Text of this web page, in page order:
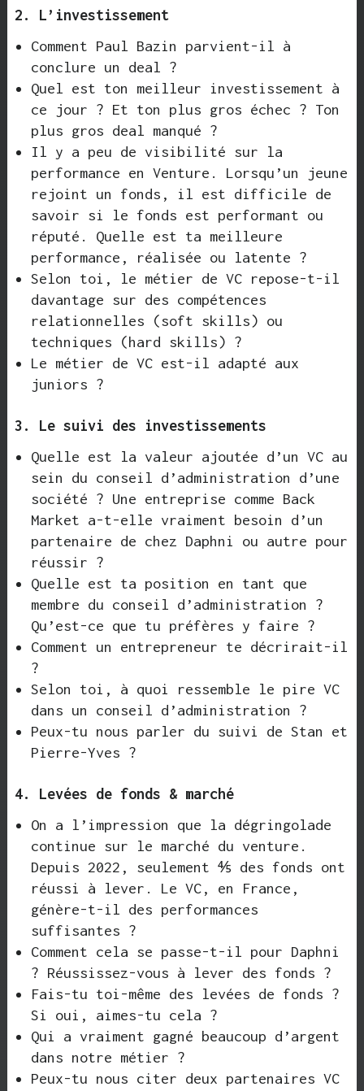
2. L’investissement
Comment Paul Bazin parvient-il à
conclure un deal ?
Quel est ton meilleur investissement à
ce jour ? Et ton plus gros échec ? Ton
plus gros deal manqué ?
Il y a peu de visibilité sur la
performance en Venture. Lorsqu’un jeune
rejoint un fonds, il est difficile de
savoir si le fonds est performant ou
réputé. Quelle est ta meilleure
performance, réalisée ou latente ?
Selon toi, le métier de VC repose-t-il
davantage sur des compétences
relationnelles (soft skills) ou
techniques (hard skills) ?
Le métier de VC est-il adapté aux
juniors ?
3. Le suivi des investissements
Quelle est la valeur ajoutée d’un VC au
sein du conseil d’administration d’une
société ? Une entreprise comme Back
Market a-t-elle vraiment besoin d’un
partenaire de chez Daphni ou autre pour
réussir ?
Quelle est ta position en tant que
membre du conseil d’administration ?
Qu’est-ce que tu préfères y faire ?
Comment un entrepreneur te décrirait-il
?
Selon toi, à quoi ressemble le pire VC
dans un conseil d’administration ?
Peux-tu nous parler du suivi de Stan et
Pierre-Yves ?
4. Levées de fonds & marché
On a l’impression que la dégringolade
continue sur le marché du venture.
Depuis 2022, seulement ⅘ des fonds ont
réussi à lever. Le VC, en France,
génère-t-il des performances
suffisantes ?
Comment cela se passe-t-il pour Daphni
? Réussissez-vous à lever des fonds ?
Fais-tu toi-même des levées de fonds ?
Si oui, aimes-tu cela ?
Qui a vraiment gagné beaucoup d’argent
dans notre métier ?
Peux-tu nous citer deux partenaires VC